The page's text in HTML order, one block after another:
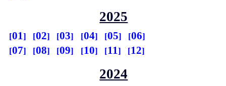
2025
01 02 03 04 05
06
07
08 09 10 11 12
2024